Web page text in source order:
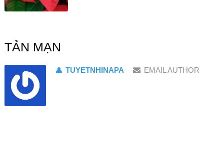
TẢN MẠN
TUYETNHINAPA EMAIL AUTHOR